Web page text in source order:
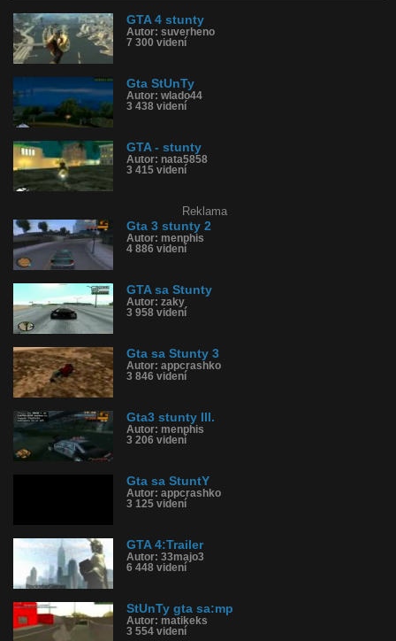
Tagy: gta 4, stunty, pc hra
História sledovanosti videa:
GTA 4 stunty
Autor: suverheno
7 300 videní
Gta StUnTy
Autor: wlado44
3 438 videní
GTA - stunty
Autor: nata5858
3 415 videní
Reklama
Gta 3 stunty 2
Autor: menphis
4 886 videní
GTA sa Stunty
Autor: zaky
3 958 videní
Gta sa Stunty 3
Autor: appcrashko
3 846 videní
Gta3 stunty III.
Autor: menphis
3 206 videní
Gta sa StuntY
Autor: appcrashko
3 125 videní
GTA 4:Trailer
Autor: 33majo3
6 448 videní
StUnTy gta sa:mp
Autor: matikeks
3 554 videní